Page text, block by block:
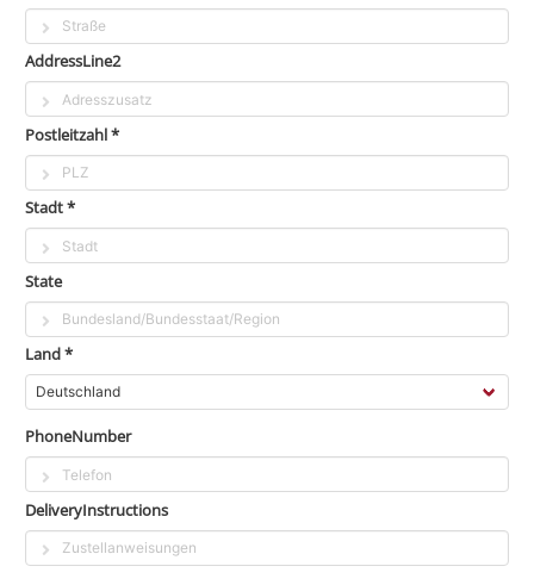
AddressLine2
Postleitzahl *
Stadt *
State
Land *
PhoneNumber
DeliveryInstructions